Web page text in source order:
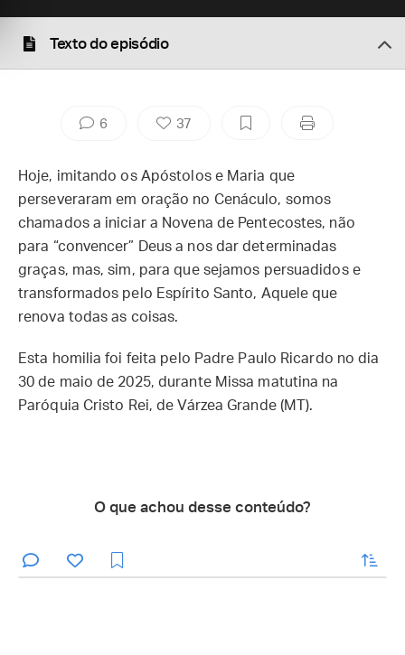
Texto do episódio
6 37
Hoje, imitando os Apóstolos e Maria que
perseveraram em oração no Cenáculo, somos
chamados a iniciar a Novena de Pentecostes, não
para “convencer” Deus a nos dar determinadas
graças, mas, sim, para que sejamos persuadidos e
transformados pelo Espírito Santo, Aquele que
renova todas as coisas.
Esta homilia foi feita pelo Padre Paulo Ricardo no dia
30 de maio de 2025, durante Missa matutina na
Paróquia Cristo Rei, de Várzea Grande (MT).
O que achou desse conteúdo?
enviar